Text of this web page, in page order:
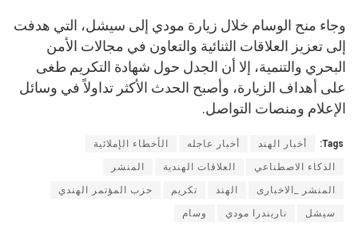
وجاء منح الوسام خلال زيارة مودي إلى سيشل، التي هدفت
إلى تعزيز العلاقات الثنائية والتعاون في مجالات الأمن
البحري والتنمية، إلا أن الجدل حول شهادة التكريم طغى
على أهداف الزيارة، وأصبح الحدث الأكثر تداولاً في وسائل
الإعلام ومنصات التواصل.
Tags: أخبار الهند أخبار عاجله الأخطاء الإملائية
الذكاء الاصطناعي العلاقات الهندية المنشر
المنشر _الاخبارى الهند تكريم حزب المؤتمر الهندي
سيشل ناريندرا مودي وسام